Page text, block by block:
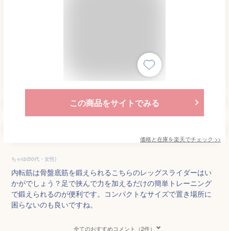
この商品をサイトでみる
価格と在庫を楽天でチェック >>
ちゃゆ(50代・女性)
内転筋は骨盤底筋を鍛えられるこちらのレッグスライダーはい
かがでしょう？足で挟んで力を加えるだけの簡単トレーニング
で鍛えられるのが便利です。コンパクトなサイズで置き場所に
困らないのも良いですね。
全てのおすすめコメント（2件）